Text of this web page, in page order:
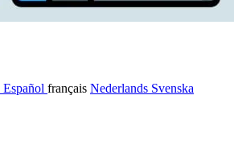
Español français Nederlands Svenska